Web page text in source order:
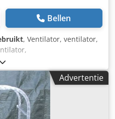
Bellen
, Ventilator, ventilator,
rolventilator
wiel cross-flow ventilator
119636 -Voltage: 230V -
beide zijden -Aantal:
-Prijs: per stuk -Afmetingen:
kg/pc.
Advertentie